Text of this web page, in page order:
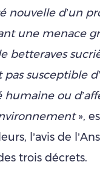
nouvelle d’un
une menace
betteraves
pas susceptible
humaine ou
»,
l’avis de
trois décrets.